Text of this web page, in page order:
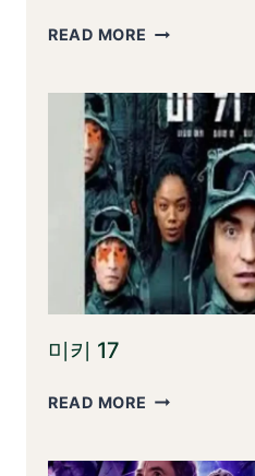
READ MORE 미
파
서
블:
파
이
널
레
코
닝
미키 17
READ MORE 미